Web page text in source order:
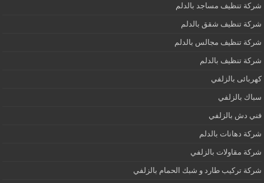
شركة تنظيف مساجد بالدلم
شركة تنظيف شقق بالدلم
شركة تنظيف مجالس بالدلم
شركة تنظيف بالدلم
كهربائى بالزلفي
سباك بالزلفي
فني دش بالزلفي
شركة دهانات بالدلم
شركة مقاولات بالزلفي
شركة تركيب طارد و شبك الحمام بالزلفي